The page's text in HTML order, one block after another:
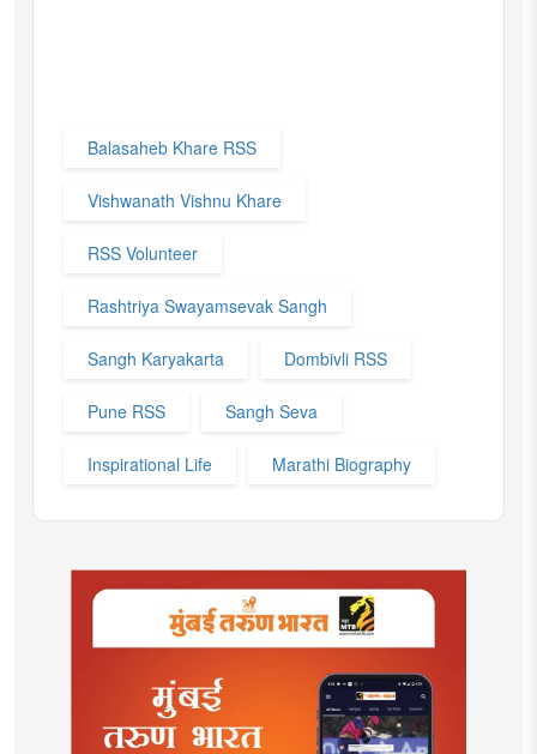
Balasaheb Khare RSS
Vishwanath Vishnu Khare
RSS Volunteer
Rashtriya Swayamsevak Sangh
Sangh Karyakarta Dombivli RSS
Pune RSS Sangh Seva
Inspirational Life Marathi Biography